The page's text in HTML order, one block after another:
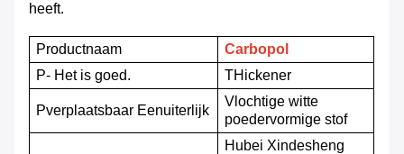
heeft.
Productnaam
Carbopol
P- Het is goed. THickener
Pverplaatsbaar Eenuiterlijk
Vlochtige witte
poedervormige stof
Hubei Xindesheng